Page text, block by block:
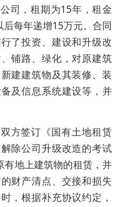
司，租期为15年，租金
每年递增15万元。合同
了投资、建设和升级改
铺路、绿化，对原建筑
建建筑物及其装修、装
及信息系统建设等，并
方签订《国有土地租赁
除公司升级改造的考试
地上建筑物的租赁，并
财产清点、交接和损失
，根据补充协议约定，